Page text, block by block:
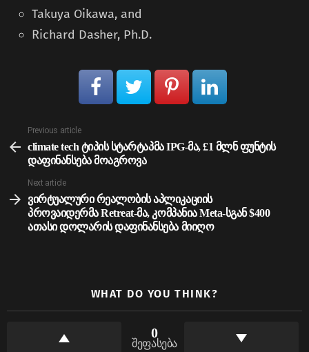
Takuya Oikawa, and
Richard Dasher, Ph.D.
more
Previous article
climate tech ტიპის სტარტაპმა IPG-მა, £1 მლნ ფუნტის
დაფინანსება მოაგროვა
Next article
ვირტუალური რეალობის აპლიკაციის
პროვაიდერმა Retreat-მა, კომპანია Meta-სგან $400
ათასი დოლარის დაფინანსება მიიღო
WHAT DO YOU THINK?
0
შეფასება